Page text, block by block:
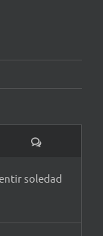
Comentarios
soledad